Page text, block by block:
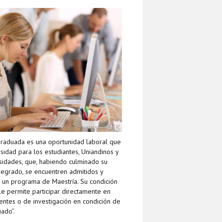
es una oportunidad laboral que
para los estudiantes, Uniandinos y
que, habiendo culminado su
se encuentren admitidos y
programa de Maestría. Su condición
permite participar directamente en
o de investigación en condición de